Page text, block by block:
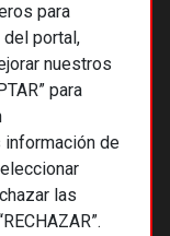
para
portal,
nuestros
para
información de
las